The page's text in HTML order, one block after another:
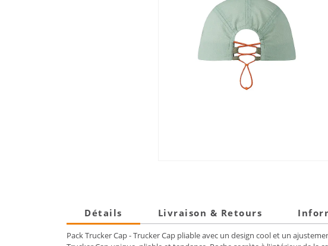
Détails Livraison & Retours
Pack Trucker Cap - Trucker Cap pliable avec un design cool et un